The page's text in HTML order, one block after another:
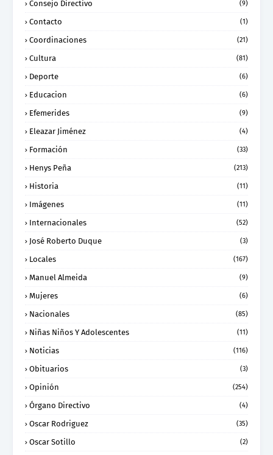
Consejo Directivo (9)
Contacto (1)
Coordinaciones (21)
Cultura (81)
Deporte (6)
Educacion (6)
Efemerides (9)
Eleazar Jiménez (4)
Formación (33)
Henys Peña (213)
Historia (11)
Imágenes (11)
Internacionales (52)
José Roberto Duque (3)
Locales (167)
Manuel Almeida (9)
Mujeres (6)
Nacionales (85)
Niñas Niños Y Adolescentes (11)
Noticias (116)
Obituarios (3)
Opinión (254)
Órgano Directivo (4)
Oscar Rodriguez (35)
Oscar Sotillo (2)